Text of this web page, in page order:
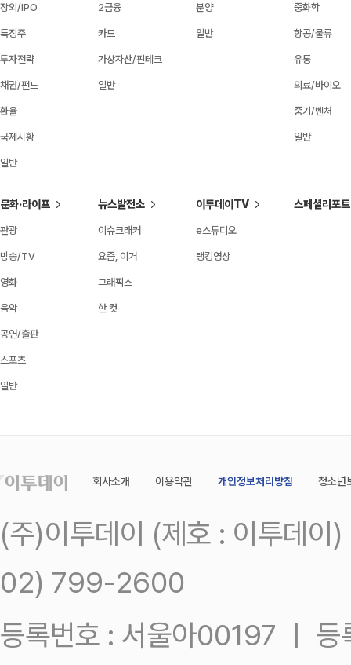
장외/IPO
특징주
투자전략
채권/펀드
환율
국제시황
일반
2금융
카드
가상자산/핀테크
일반
분양
일반
중화학
항공/물류
유통
의료/바이오
중기/벤처
일반
문화·라이프
관광
방송/TV
영화
음악
공연/출판
스포츠
일반
뉴스발전소
이슈크래커
요즘, 이거
그래픽스
한 컷
이투데이TV
e스튜디오
랭킹영상
스페셜리포트
회사소개 이용약관 개인정보처리방침 청소년
(주)이투데이 (제호 : 이투데
02) 799-2600
등록번호 : 서울아00197 ㅣ